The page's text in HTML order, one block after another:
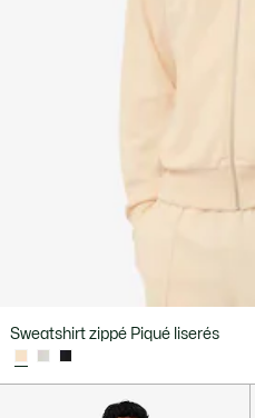
Sweatshirt zippé Piqué liserés